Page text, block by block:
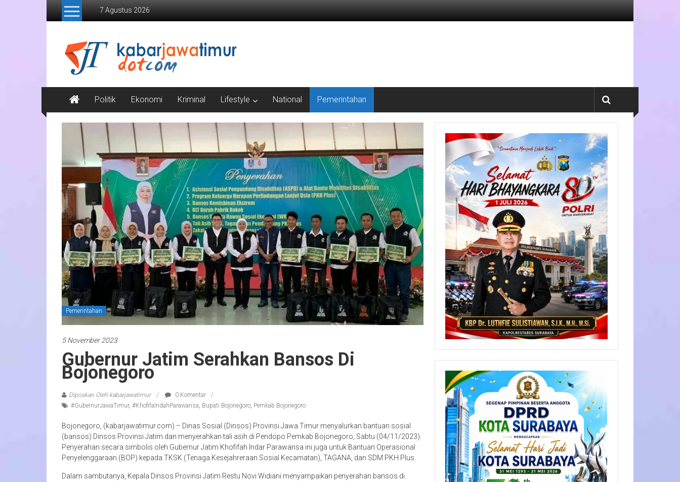
Lompat
7 Agustus 2026
Kabar
Jawa
Timur
Media
Online
Jawa
Politik Ekonomi Kriminal Lifestyle National Pemerintahan
Pemerintahan
5 November 2023
Gubernur Jatim Serahkan Bansos Di
Bojonegoro
Diposkan Oleh:kabarjawatimur
0 Komentar
#GubernurJawaTimur, #KhofifaIndahParawansa, Bupati Bojonegoro, Pemkab Bojonegoro
Bojonegoro, (kabarjawatimur.com) – Dinas Sosial (Dinsos) Provinsi Jawa Timur menyalurkan bantuan sosial
(bansos) Dinsos Provinsi Jatim dan menyerahkan tali asih di Pendopo Pemkab Bojonegoro, Sabtu (04/11/2023).
Penyerahan secara simbolis oleh Gubernur Jatim Khofifah Indar Parawansa ini juga untuk Bantuan Operasional
Penyelenggaraan (BOP) kepada TKSK (Tenaga Kesejahreraan Sosial Kecamatan), TAGANA, dan SDM PKH Plus.
Dalam sambutanya, Kepala Dinsos Provinsi Jatim Restu Novi Widiani menyampaikan penyerahan bansos di